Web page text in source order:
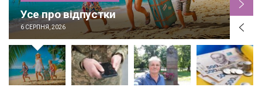
Усе про відпустки
6 СЕРПНЯ, 2026